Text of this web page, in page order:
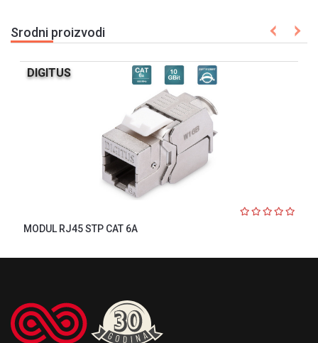
Srodni proizvodi
DIGITUS
MODUL RJ45 STP CAT 6A